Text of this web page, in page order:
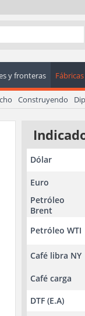
y fronteras
Construyendo
Dólar
Euro
Petróleo
Brent
Petróleo WTI
Café libra NY
Café carga
DTF (E.A)